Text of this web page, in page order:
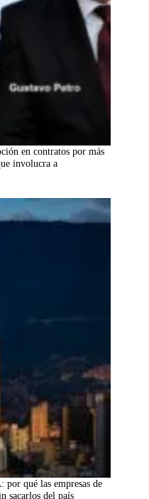
en contratos por más
involucra a
qué las empresas de
sacarlos del país